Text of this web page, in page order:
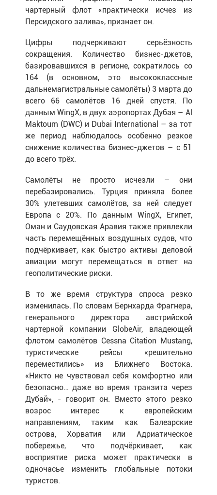
чартерный флот «практически исчез из
Персидского залива», признает он.
Цифры подчеркивают серьёзность
сокращения. Количество бизнес-джетов,
базировавшихся в регионе, сократилось со
164 (в основном, это высококлассные
дальнемагистральные самолёты) 3 марта до
всего 66 самолётов 16 дней спустя. По
данным WingX, в двух аэропортах Дубая – Al
Maktoum (DWC) и Dubai International – за тот
же период наблюдалось особенно резкое
снижение количества бизнес-джетов – с 51
до всего трёх.
Самолёты не просто исчезли – они
перебазировались. Турция приняла более
30% улетевших самолётов, за ней следует
Европа с 20%. По данным WingX, Египет,
Оман и Саудовская Аравия также привлекли
часть перемещённых воздушных судов, что
подчёркивает, как быстро активы деловой
авиации могут перемещаться в ответ на
геополитические риски.
В то же время структура спроса резко
изменилась. По словам Бернхарда Фрагнера,
генерального директора австрийской
чартерной компании GlobeAir, владеющей
флотом самолётов Cessna Citation Mustang,
туристические рейсы «решительно
переместились» из Ближнего Востока.
«Никто не чувствовал себя комфортно или
безопасно… даже во время транзита через
Дубай», - говорит он. Вместо этого резко
возрос интерес к европейским
направлениям, таким как Балеарские
острова, Хорватия или Адриатическое
побережье, что подчёркивает, как
восприятие риска может практически в
одночасье изменить глобальные потоки
туристов.